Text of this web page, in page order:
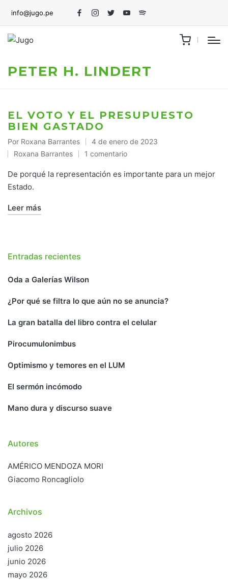
info@jugo.pe
FacebookInstagram
TwitterYoutubeSpotify
PETER H. LINDERT
EL VOTO Y EL PRESUPUESTO
BIEN GASTADO
Publicado
por
Por Roxana Barrantes 4 de enero de 2023
Publicado
en
Roxana Barrantes 1 comentario
De porqué la representación es importante para un mejor
Estado.
Leer más
Entradas recientes
Oda a Galerías Wilson
¿Por qué se filtra lo que aún no se anuncia?
La gran batalla del libro contra el celular
Pirocumulonimbus
Optimismo y temores en el LUM
El sermón incómodo
Mano dura y discurso suave
Autores
AMÉRICO MENDOZA MORI
Giacomo Roncagliolo
Archivos
agosto 2026
julio 2026
junio 2026
mayo 2026